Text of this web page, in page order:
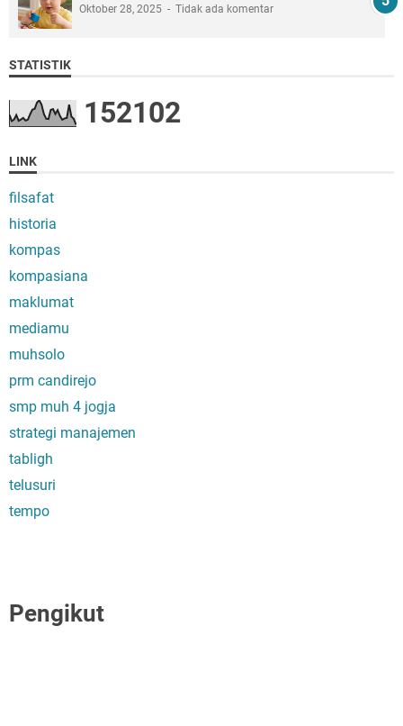
Oktober 28, 2025 Tidak ada komentar
STATISTIK
152102
LINK
filsafat
historia
kompas
kompasiana
maklumat
mediamu
muhsolo
prm candirejo
smp muh 4 jogja
strategi manajemen
tabligh
telusuri
tempo
Pengikut